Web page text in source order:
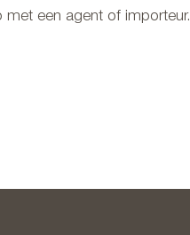
met een agent of importeur.